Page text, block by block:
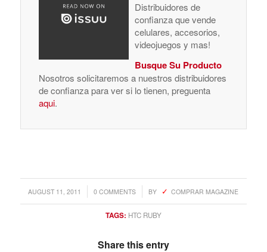
Distribuidores de
confianza que vende
celulares, accesorios,
videojuegos y mas!
Busque Su Producto
Nosotros solicitaremos a nuestros distribuidores
de confianza para ver si lo tienen, preguenta
aqui.
AUGUST 11, 2011
/ 0 COMMENTS
/ BY COMPRAR MAGAZINE
TAGS: HTC RUBY
Share this entry